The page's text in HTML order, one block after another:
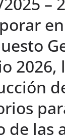
2026,
de las